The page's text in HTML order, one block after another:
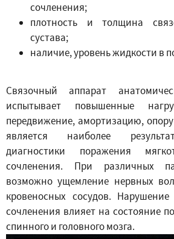
сочленения;
плотность и толщина
сустава;
наличие, уровень жидкости в
Связочный аппарат
испытывает повышенные
передвижение, амортизацию,
является наиболее
диагностики поражения
сочленения. При различных
возможно ущемление нервных
кровеносных сосудов.
сочленения влияет на состояние
спинного и головного мозга.